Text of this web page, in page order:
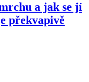
a jak se jí
překvapivě